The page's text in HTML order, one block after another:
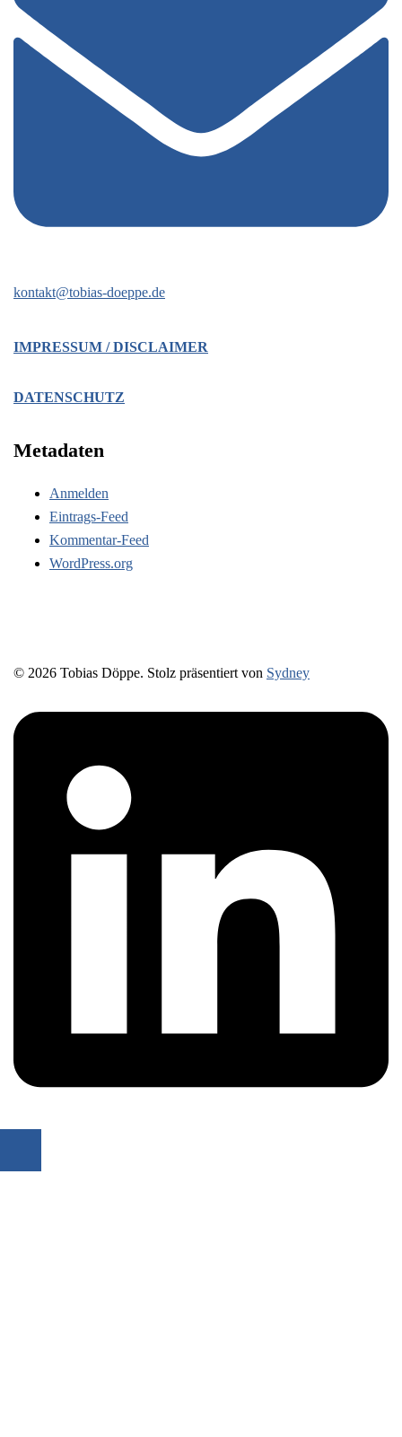
kontakt@tobias-doeppe.de
IMPRESSUM / DISCLAIMER
DATENSCHUTZ
Metadaten
Anmelden
Eintrags-Feed
Kommentar-Feed
WordPress.org
© 2026 Tobias Döppe. Stolz präsentiert von Sydney
tobiasdoeppe/